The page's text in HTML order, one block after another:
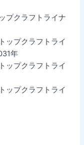
プクラフトライナ
ップクラフトライ
年
ップクラフトライ
ップクラフトライ